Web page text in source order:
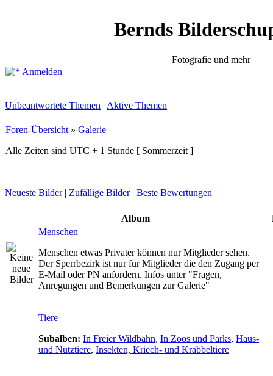
Bernds
Fotografie und mehr
Anmelden
Unbeantwortete Themen | Aktive Themen
Foren-Übersicht » Galerie
Alle Zeiten sind UTC + 1 Stunde [ Sommerzeit ]
Neueste Bilder| Zufällige Bilder| Beste Bewertungen
Album
Menschen
Menschen etwas Privater können nur Mitglieder sehen.
Der Sperrbezirk ist nur für Mitglieder die den Zugang per
E-Mail oder PN anfordern. Infos unter "Fragen,
Anregungen und Bemerkungen zur Galerie"
Tiere
Subalben: In Freier Wildbahn, In Zoos und Parks, Haus-
und Nutztiere, Insekten, Kriech- und Krabbeltiere